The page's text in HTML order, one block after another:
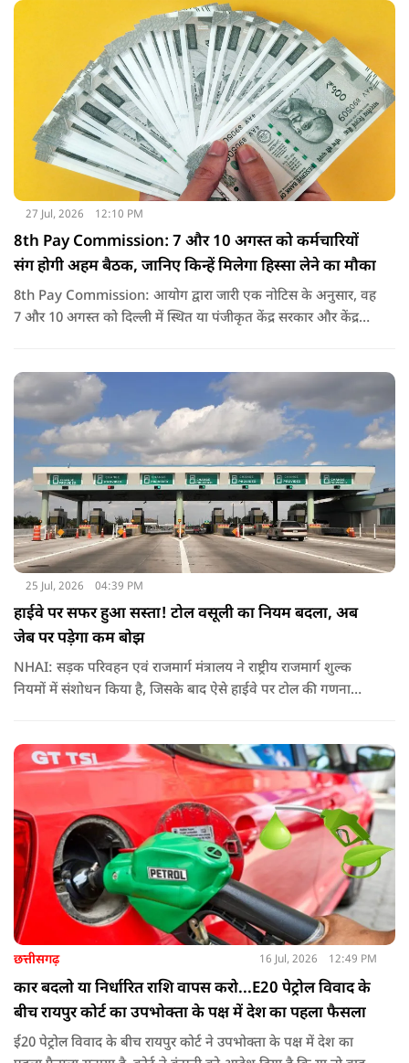
27 Jul, 2026 12:10 PM
8th Pay Commission: 7 और 10 अगस्त को कर्मचारियों
संग होगी अहम बैठक, जानिए किन्हें मिलेगा हिस्सा लेने का मौका
8th Pay Commission: आयोग द्वारा जारी एक नोटिस के अनुसार, वह
7 और 10 अगस्त को दिल्ली में स्थित या पंजीकृत केंद्र सरकार और केंद्र
25 Jul, 2026 04:39 PM
हाईवे पर सफर हुआ सस्ता! टोल वसूली का नियम बदला, अब
जेब पर पड़ेगा कम बोझ
NHAI: सड़क परिवहन एवं राजमार्ग मंत्रालय ने राष्ट्रीय राजमार्ग शुल्क
नियमों में संशोधन किया है, जिसके बाद ऐसे हाईवे पर टोल की गणना
छत्तीसगढ़ 16 Jul, 2026 12:49 PM
कार बदलो या निर्धारित राशि वापस करो...E20 पेट्रोल विवाद के
बीच रायपुर कोर्ट का उपभोक्ता के पक्ष में देश का पहला फैसला
ई20 पेट्रोल विवाद के बीच रायपुर कोर्ट ने उपभोक्ता के पक्ष में देश का